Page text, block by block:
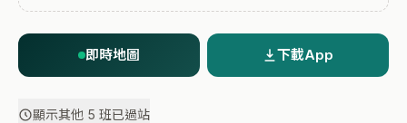
即時地圖 下載App
顯示其他 5 班已過站